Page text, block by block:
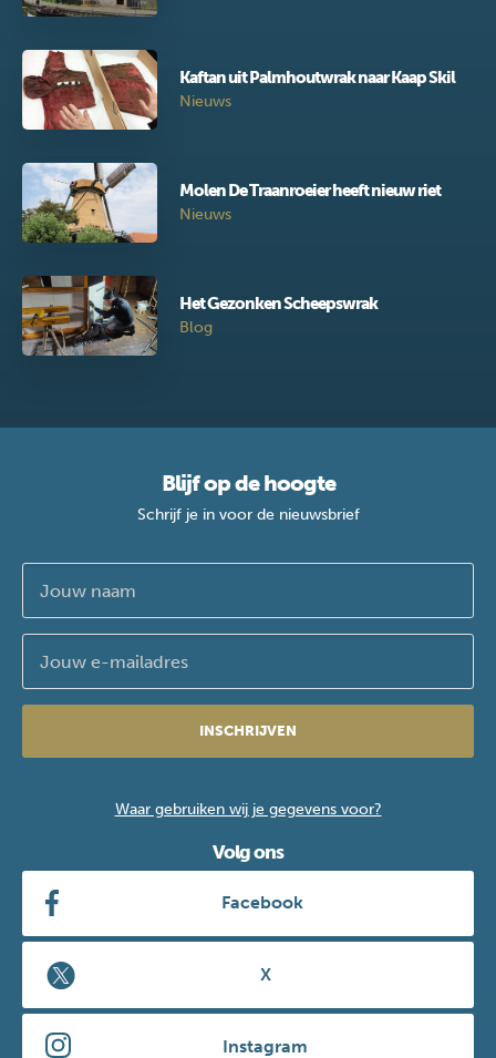
Kaftan uit Palmhoutwrak naar Kaap Skil
Nieuws
Molen De Traanroeier heeft nieuw riet
Nieuws
Het Gezonken Scheepswrak
Blog
Blijf op de hoogte
Schrijf je in voor de nieuwsbrief
INSCHRIJVEN
Waar gebruiken wij je gegevens voor?
Volg ons
Facebook
X
Instagram